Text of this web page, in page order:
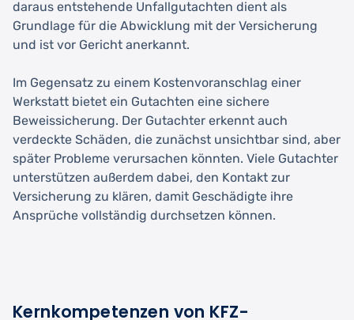
daraus entstehende Unfallgutachten dient als
Grundlage für die Abwicklung mit der Versicherung
und ist vor Gericht anerkannt.
Im Gegensatz zu einem Kostenvoranschlag einer
Werkstatt bietet ein Gutachten eine sichere
Beweissicherung. Der Gutachter erkennt auch
verdeckte Schäden, die zunächst unsichtbar sind, aber
später Probleme verursachen könnten. Viele Gutachter
unterstützen außerdem dabei, den Kontakt zur
Versicherung zu klären, damit Geschädigte ihre
Ansprüche vollständig durchsetzen können.
Kernkompetenzen von KFZ-